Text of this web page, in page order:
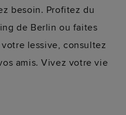
besoin. Profitez du
de Berlin ou faites
lessive, consultez
amis. Vivez votre vie